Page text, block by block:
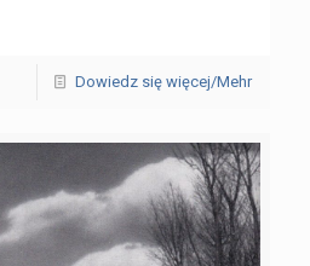
Dowiedz się więcej/Mehr